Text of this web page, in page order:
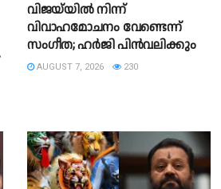
വിജയ്‌യിൽ നിന്ന്
വിവാഹമോചനം വേണ്ടെന്ന്
സംഗീത; ഹർജി പിൻവലിക്കും
AUGUST 7, 2026 230